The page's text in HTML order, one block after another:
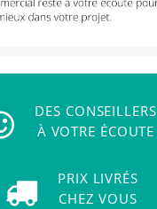
DES CONSEILLERS
À VOTRE ÉCOUTE
PRIX LIVRÉS
CHEZ VOUS